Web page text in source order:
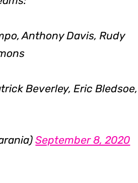
Anthony Davis, Rudy
Beverley, Eric Bledsoe,
September 8, 2020